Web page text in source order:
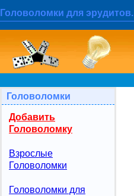
Головоломки для эрудитов.
Головоломки
Добавить
Головоломку
Взрослые
Головоломки
Головоломки для